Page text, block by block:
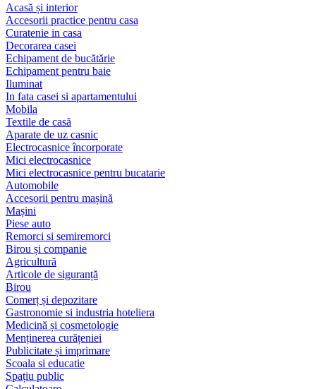
Acasă și interior
Accesorii practice pentru casa
Curatenie in casa
Decorarea casei
Echipament de bucătărie
Echipament pentru baie
Iluminat
In fata casei si apartamentului
Mobila
Textile de casă
Aparate de uz casnic
Electrocasnice încorporate
Mici electrocasnice
Mici electrocasnice pentru bucatarie
Automobile
Accesorii pentru mașină
Mașini
Piese auto
Remorci si semiremorci
Birou și companie
Agricultură
Articole de siguranță
Birou
Comerț și depozitare
Gastronomie si industria hoteliera
Medicină și cosmetologie
Menținerea curățeniei
Publicitate și imprimare
Scoala si educatie
Spațiu public